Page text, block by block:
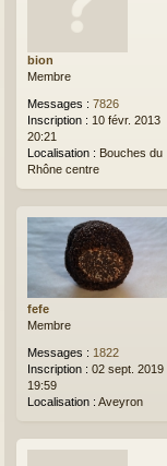
bion
Membre
Messages : 7826
Inscription : 10 févr. 2013
20:21
Localisation : Bouches du
Rhône centre
fefe
Membre
Messages : 1822
Inscription : 02 sept. 2019
19:59
Localisation : Aveyron